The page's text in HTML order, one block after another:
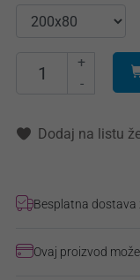
+
-
Dodaj na listu
Besplatna dostava
Ovaj proizvod